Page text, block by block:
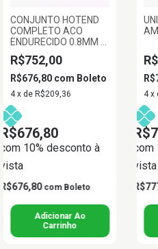
CONJUNTO HOTEND
COMPLETO ACO
ENDURECIDO 0.8MM -
SERIE P1
R$752,00
R$676,80 com Boleto
4 x de R$209,36
R$676,80
com 10% desconto à
vista
R$676,80 com Boleto
4 x
vista